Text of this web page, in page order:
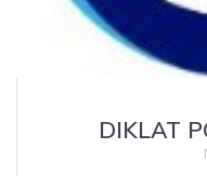
DIKLAT